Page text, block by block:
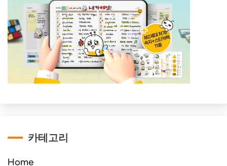
카테고리
Home